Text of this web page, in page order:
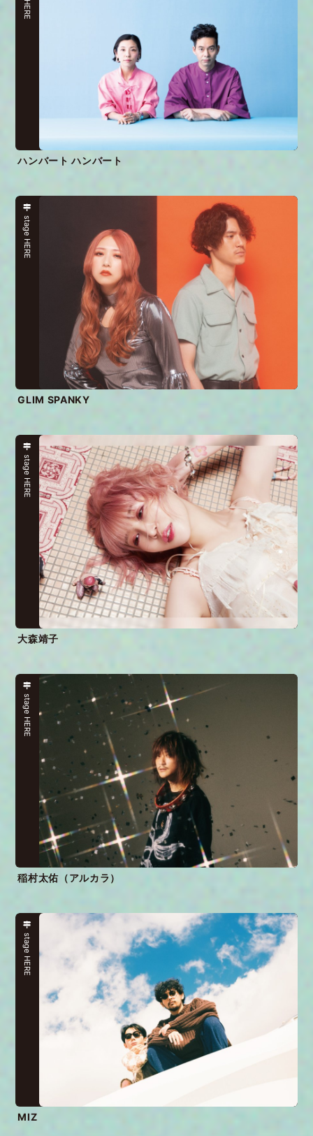
ハンバート ハンバート
stage HERE
GLIM SPANKY
stage HERE
大森靖子
stage HERE
稲村太佑（アルカラ）
stage HERE
MIZ